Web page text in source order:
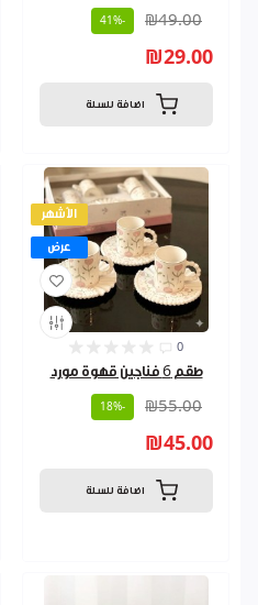
₪49.00
-41%
₪29.00
اضافة للسلة
الأشهر
عرض
0
طقم 6 فناجين قهوة مورد
₪55.00
-18%
₪45.00
اضافة للسلة